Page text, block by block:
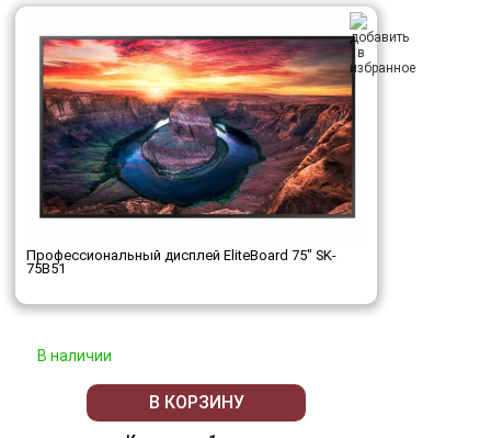
Профессиональный дисплей EliteBoard 75" SK-
75B51
В наличии
В КОРЗИНУ